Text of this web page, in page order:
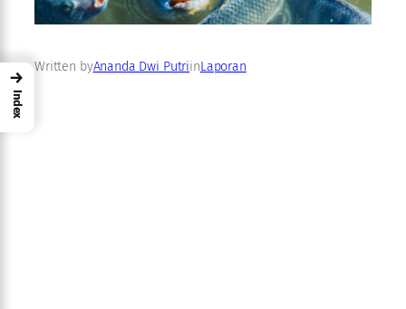
Written byAnanda Dwi PutriinLaporan
→
Index